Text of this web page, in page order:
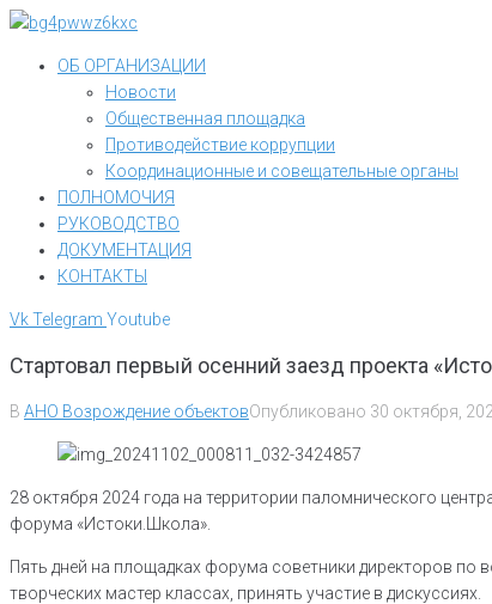
Перейти
контентуОБ ОРГАНИЗАЦИИ
Новости
Общественная площадка
Противодействие коррупции
Координационные и совещательные органы
ПОЛНОМОЧИЯ
РУКОВОДСТВО
ДОКУМЕНТАЦИЯ
КОНТАКТЫ
VkTelegram Youtube
Стартовал первый осенний заезд проекта
В АНО Возрождение объектовОпубликовано 30 октября,
28 октября 2024 года на территории паломнического
форума «Истоки.Школа».
Пять дней на площадках форума советники директоров по
творческих мастер классах, принять участие в дискуссиях.